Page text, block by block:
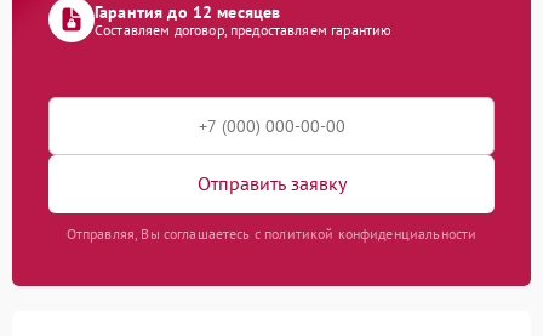
Гарантия до 12 месяцев
Составляем договор, предоставляем гарантию
Отправить заявку
Отправляя, Вы соглашаетесь с политикой конфиденциальности